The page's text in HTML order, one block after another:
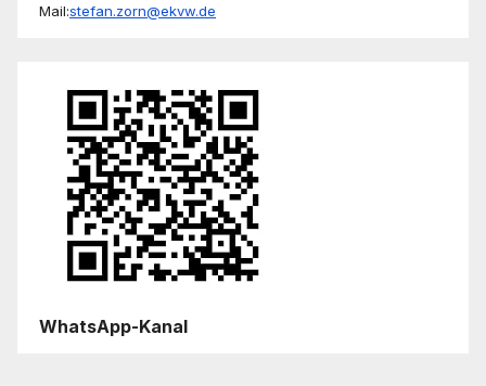
Mail:stefan.zorn@ekvw.de
WhatsApp-Kanal